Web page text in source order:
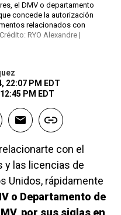
el DMV o departamento
concede la autorización
relacionados con
Crédito: RYO Alexandre |
22:07 PM EDT
PM EDT
con el
y las licencias de
Unidos, rápidamente
o Departamento de